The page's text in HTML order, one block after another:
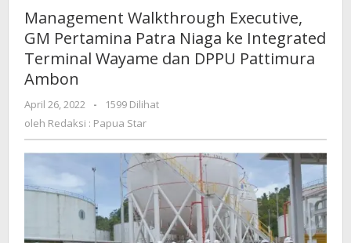
GM
Pertamina
Patra
Wayame
dan
DPPU
Pattimura
Ambon
Management Walkthrough Executive,
GM Pertamina Patra Niaga ke Integrated
Terminal Wayame dan DPPU Pattimura
Ambon
April 26, 2022
oleh
Redaksi
-
1599 Dilihat
oleh Redaksi : Papua Star